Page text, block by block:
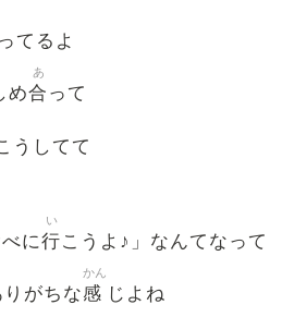
てるよ
め合
あ
って
うしてて
べに行
い
こうよ♪」なんてなって
がちな感
かん
じよね